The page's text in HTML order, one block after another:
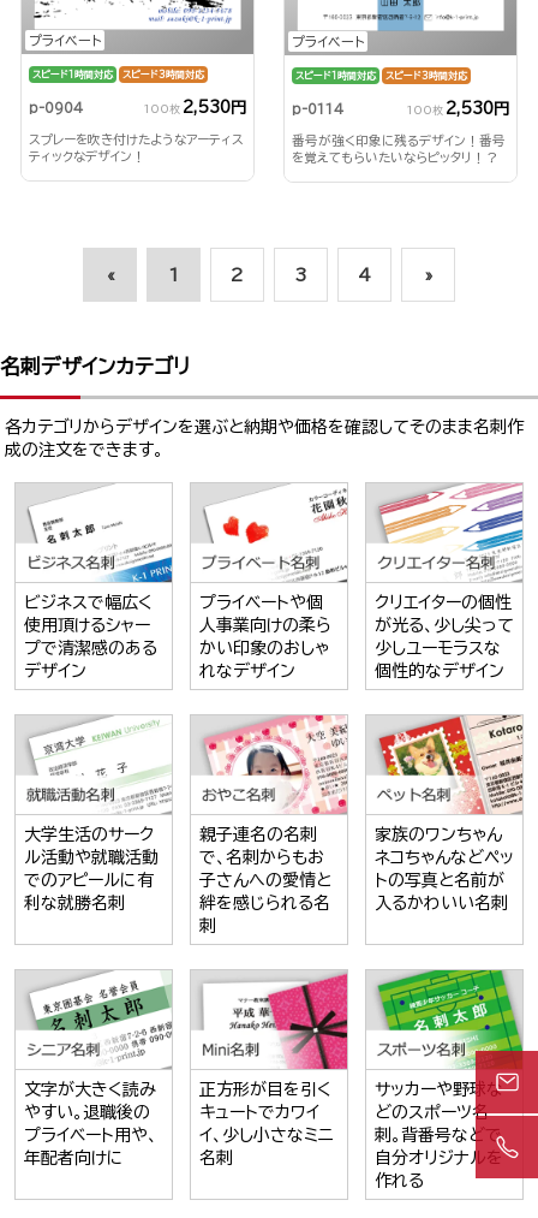
プライベート
スピード1時間対応 スピード3時間対応
p-0904 100枚 2,530円
スプレーを吹き付けたようなアーティス
ティックなデザイン！
プライベート
スピード1時間対応 スピード3時間対応
p-0114 100枚 2,530円
番号が強く印象に残るデザイン！番号
を覚えてもらいたいならピッタリ！？
« 1 2 3 4 »
名刺デザインカテゴリ
各カテゴリからデザインを選ぶと納期や価格を確認してそのまま名刺作
成の注文をできます。
ビジネスで幅広く
使用頂けるシャー
プで清潔感のある
デザイン
プライベートや個
人事業向けの柔ら
かい印象のおしゃ
れなデザイン
クリエイターの個性
が光る、少し尖って
少しユーモラスな
個性的なデザイン
大学生活のサーク
ル活動や就職活動
でのアピールに有
利な就勝名刺
親子連名の名刺
で、名刺からもお
子さんへの愛情と
絆を感じられる名
刺
家族のワンちゃん
ネコちゃんなどペッ
トの写真と名前が
入るかわいい名刺
文字が大きく読み
やすい。退職後の
プライベート用や、
年配者向けに
正方形が目を引く
キュートでカワイ
イ、少し小さなミニ
名刺
サッカーや野球な
どのスポーツ名
刺。背番号などで
自分オリジナルを
作れる